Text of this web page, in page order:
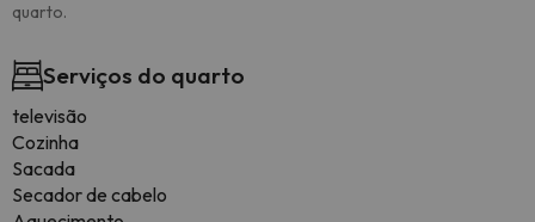
quarto.
Serviços do quarto
televisão
Cozinha
Sacada
Secador de cabelo